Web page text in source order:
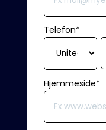
Telefon*
Hjemmeside*